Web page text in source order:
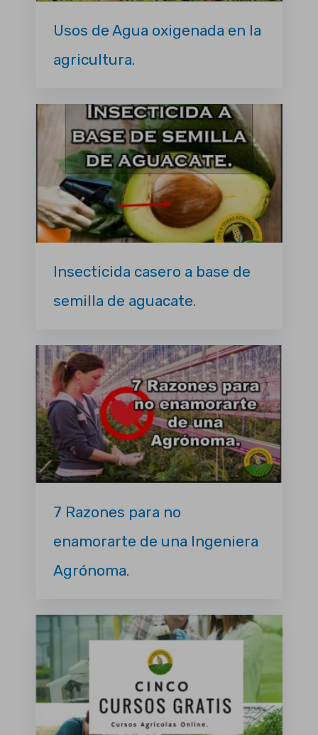
Usos de Agua oxigenada en la
agricultura.
Insecticida casero a base de
semilla de aguacate.
7 Razones para no
enamorarte de una Ingeniera
Agrónoma.